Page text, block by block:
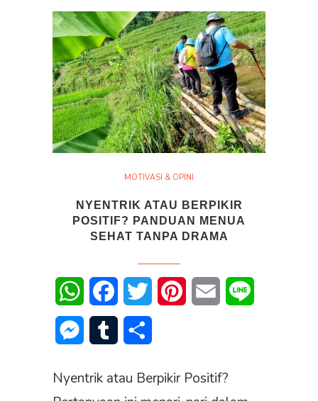
MOTIVASI & OPINI
NYENTRIK ATAU BERPIKIR
POSITIF? PANDUAN MENUA
SEHAT TANPA DRAMA
WhatsAppFacebookTwitter PinterestEmail
Messenger
Tumblr
Nyentrik atau Berpikir Positif?